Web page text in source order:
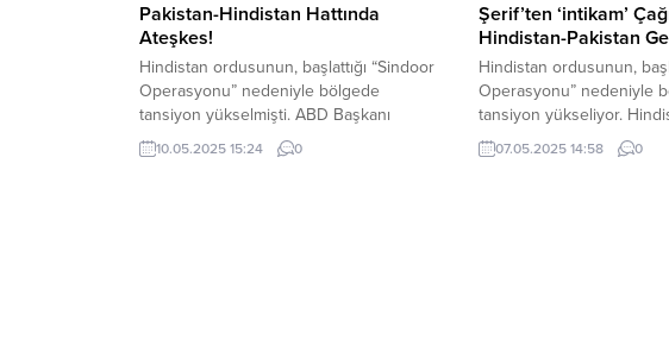
Pakistan-Hindistan Hattında
Ateşkes!
Hindistan ordusunun, başlattığı “Sindoor
Operasyonu” nedeniyle bölgede
tansiyon yükselmişti. ABD Başkanı
Donald Trump, iki ülke arasında ateşkesi
duyurdu. İki ülke arasındaki gerginlik
10.05.2025 15:24 0
Şerif’ten ‘intikam’
Hindistan-Pakistan
Hindistan ordusunun,
Operasyonu” nedeniyle
tansiyon yükseliyor.
bağlı üç ayrı bölgeye füze
düzenledi. Bu saldırılarda
07.05.2025 14:58 0